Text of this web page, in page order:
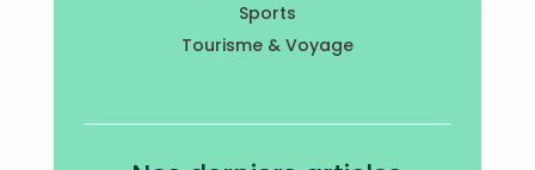
Sports
Tourisme & Voyage